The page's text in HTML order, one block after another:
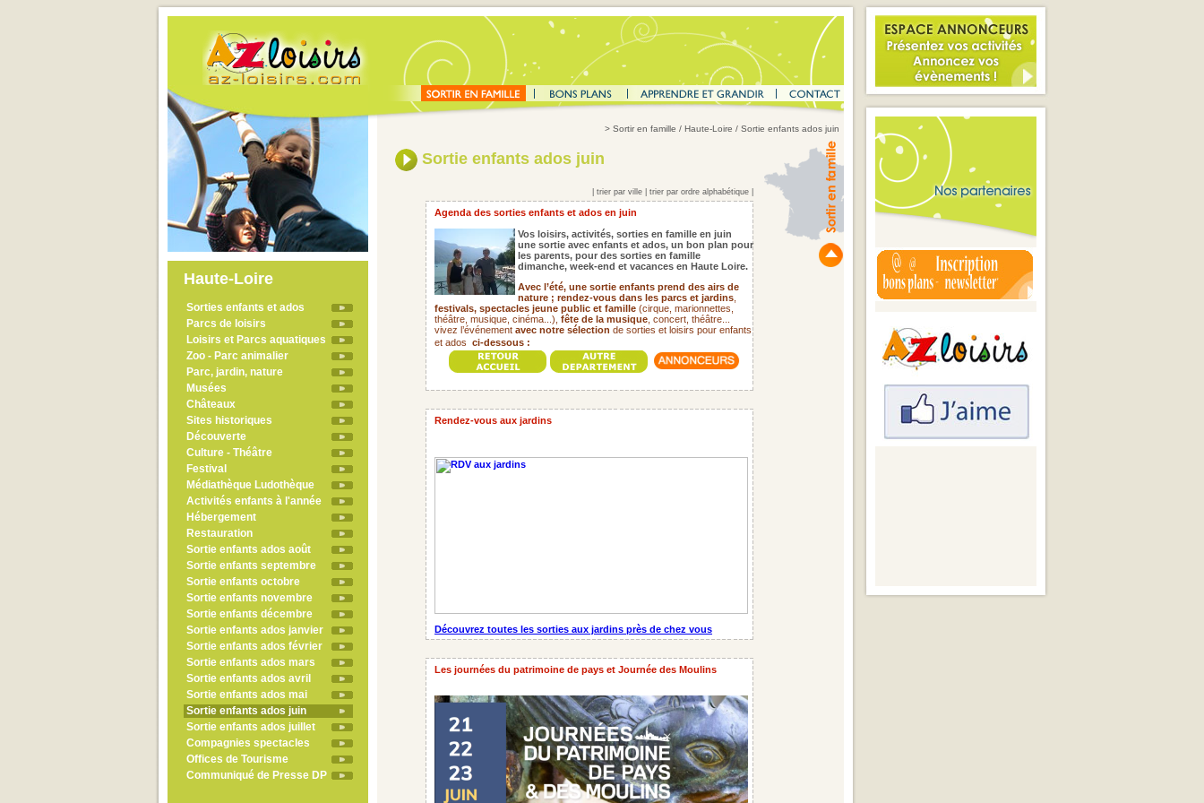
Haute-Loire
Sorties enfants et ados
Parcs de loisirs
Loisirs et Parcs aquatiques
Zoo - Parc animalier
Parc, jardin, nature
Musées
Châteaux
Sites historiques
Découverte
Culture - Théâtre
Festival
Médiathèque Ludothèque
Activités enfants à l'année
Hébergement
Restauration
Sortie enfants ados août
Sortie enfants septembre
Sortie enfants octobre
Sortie enfants novembre
Sortie enfants décembre
Sortie enfants ados janvier
Sortie enfants ados février
Sortie enfants ados mars
Sortie enfants ados avril
Sortie enfants ados mai
Sortie enfants ados juin
Sortie enfants ados juillet
Compagnies spectacles
Offices de Tourisme
Communiqué de Presse DP
> Sortir en famille / Haute-Loire / Sortie enfants ados juin
Sortie enfants ados juin
trier par ville trier par ordre alphabétique
Agenda des sorties enfants et ados en juin
Vos loisirs, activités, sorties en famille en juin
une sortie avec enfants et ados, un bon plan pour
les parents, pour des sorties en famille
dimanche, week-end et vacances en Haute Loire.
Avec l’été, une sortie enfants prend des airs de
nature ; rendez-vous dans les parcs et jardins
festivals, spectacles jeune public et famille (cirque, marionnettes,
théâtre, musique, cinéma...), fête de la musique , concert, théâtre...
vivez l’événement avec notre sélection de sorties et loisirs pour enfants
et ados ci-dessous :
Rendez-vous aux jardins
Découvrez toutes les sorties aux jardins près de chez vous
Les journées du patrimoine de pays et Journée des Moulins